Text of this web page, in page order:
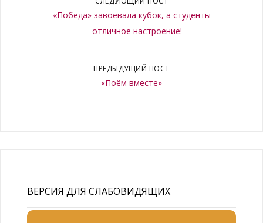
«Победа» завоевала кубок, а студенты
— отличное настроение!
ПРЕДЫДУЩИЙ ПОСТ
«Поём вместе»
ВЕРСИЯ ДЛЯ СЛАБОВИДЯЩИХ